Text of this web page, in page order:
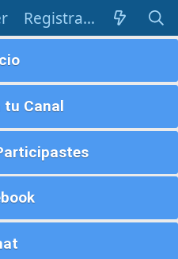
Registrarse
tu Canal